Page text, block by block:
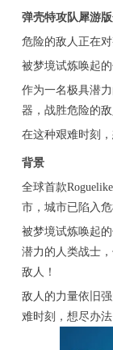
弹壳特攻队犀游
危险的敌人正在
被梦境试炼唤起
作为一名极具潜
器，战胜危险的
在这种艰难时刻
背景
全球首款
市，城市已陷入危
被梦境试炼唤起
潜力的人类战士
敌人！
敌人的力量依旧
难时刻，想尽办